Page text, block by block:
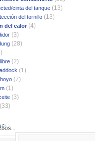
cinta del tanque (13)
del tornillo (13)
del calor (4)
(3)
(28)
(2)
(1)
(7)
(1)
(3)
(33)